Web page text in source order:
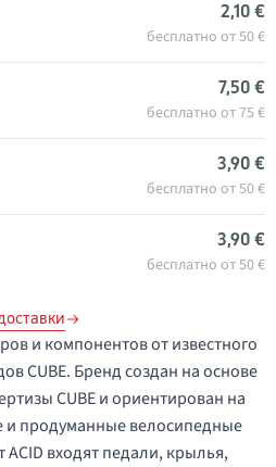
2,10 €
бесплатно от 50 €
7,50 €
бесплатно от 75 €
3,90 €
бесплатно от 50 €
3,90 €
бесплатно от 50 €
и компонентов от известного
CUBE. Бренд создан на основе
CUBE и ориентирован на
и продуманные велосипедные
ACID входят педали, крылья,